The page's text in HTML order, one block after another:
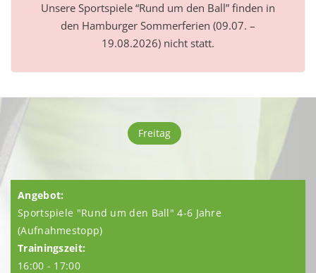
Unsere Sportspiele “Rund um den Ball” finden in
den Hamburger Sommerferien (09.07. –
19.08.2026) nicht statt.
Freitag
Sportspiele "Rund um den Ball" 4-6 Jahre
(Aufnahmestopp)
16:00 - 17:00